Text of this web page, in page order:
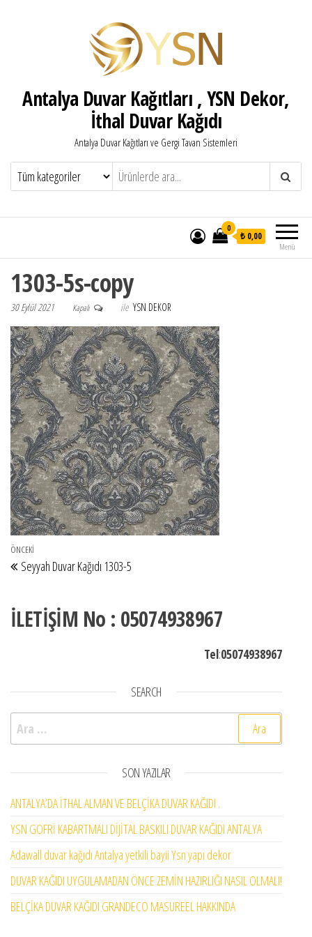
Antalya Duvar Kağıtları , YSN Dekor,
İthal Duvar Kağıdı
Antalya Duvar Kağıtları ve Gergi Tavan Sistemleri
Menü
0
₺ 0,00
1303-5s-copy
30 Eylül 2021 Kapalı ile YSN DEKOR
Yazı gezinmesi
Önceki Yazı
ÖNCEKI
Seyyah Duvar Kağıdı 1303-5
İLETİŞİM No : 05074938967
Tel:05074938967
SEARCH
Arama:
SON YAZILAR
ANTALYA’DA İTHAL ALMAN VE BELÇİKA DUVAR KAĞIDI .
YSN GOFRİ KABARTMALI DİJİTAL BASKILI DUVAR KAĞIDI ANTALYA
Adawall duvar kağıdı Antalya yetkili bayii Ysn yapı dekor
DUVAR KAĞIDI UYGULAMADAN ÖNCE ZEMİN HAZIRLIĞI NASIL OLMALI!
BELÇİKA DUVAR KAĞIDI GRANDECO MASUREEL HAKKINDA